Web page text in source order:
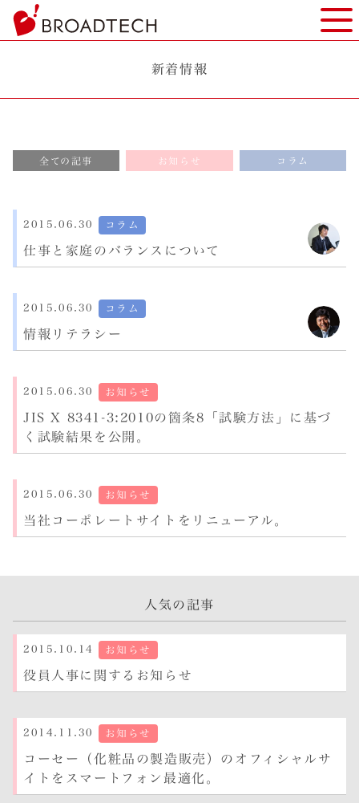
モバ
新着情報
全ての記事 お知らせ コラム
2015.06.30 コラム
仕事と家庭のバランスについて
2015.06.30 コラム
情報リテラシー
2015.06.30 お知らせ
JIS X 8341-3:2010の箇条8「試験方法」に基づ
く試験結果を公開。
2015.06.30 お知らせ
当社コーポレートサイトをリニューアル。
人気の記事
2015.10.14 お知らせ
役員人事に関するお知らせ
2014.11.30 お知らせ
コーセー（化粧品の製造販売）のオフィシャルサ
イトをスマートフォン最適化。